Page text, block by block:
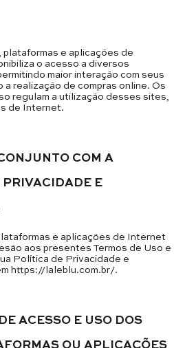
e aplicações de
o acesso a diversos
maior interação com seus
realização de compras online. Os
regulam a utilização desses sites,
de Internet.
COM A
E
e aplicações de Internet
aos presentes Termos de Uso e
Política de Privacidade e
https://laleblu.com.br/.
ACESSO E USO DOS
OU APLICAÇÕES